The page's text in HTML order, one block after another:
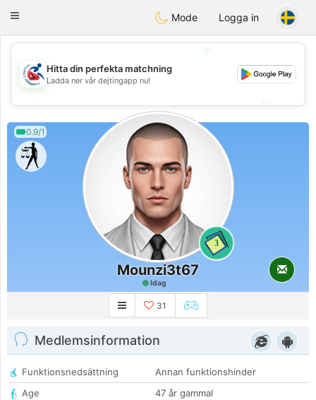
Handi Space
Toggle
Mode Logga in
💖
💕
Hitta din perfekta matchning
Ladda ner vår dejtingapp nu!
0.9/1
3
Mounzi3t67
Idag
31
Medlemsinformation
Funktionsnedsättning
Annan funktionshinder
Age
47 år gammal